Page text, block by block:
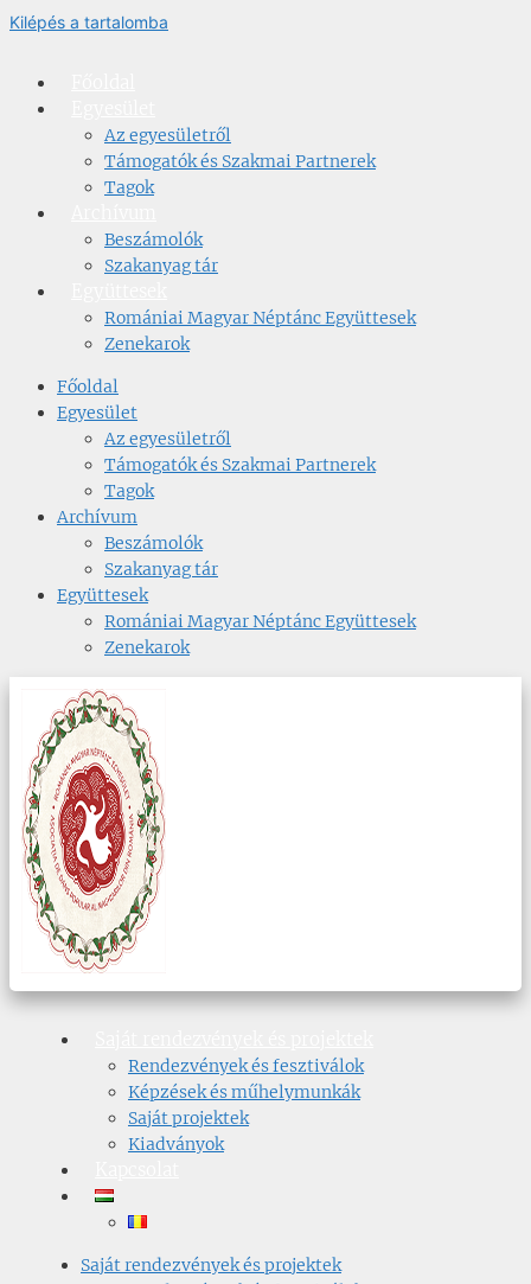
Kilépés a tartalomba
Az egyesületről
Támogatók és Szakmai Partnerek
Tagok
Beszámolók
Szakanyag tár
Romániai Magyar Néptánc Együttesek
Zenekarok
Főoldal
Egyesület
Az egyesületről
Támogatók és Szakmai Partnerek
Tagok
Archívum
Beszámolók
Szakanyag tár
Együttesek
Romániai Magyar Néptánc Együttesek
Zenekarok
Rendezvények és fesztiválok
Képzések és műhelymunkák
Saját projektek
Kiadványok
Saját rendezvények és projektek